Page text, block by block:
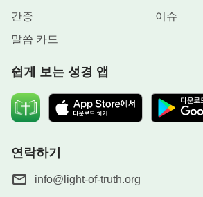
간증
이슈
말씀 카드
쉽게 보는 성경 앱
연락하기
info@light-of-truth.org